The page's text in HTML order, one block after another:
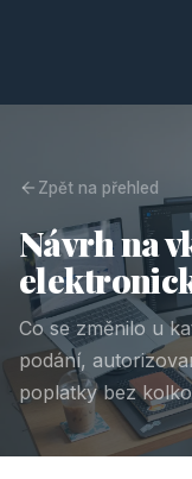
Zpět na přehled
Návrh na
Co se změnilo u
podání,
poplatky bez